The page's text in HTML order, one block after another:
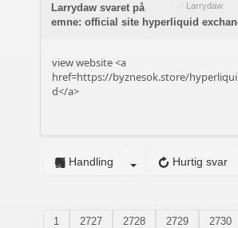
Larrydaw
Larrydaw svaret på
emne: official site hyperliquid
view website <a
href=https://byznesok.store/
d</a>
Hurtig svar
Handling
1 2727 2728 2729
2730